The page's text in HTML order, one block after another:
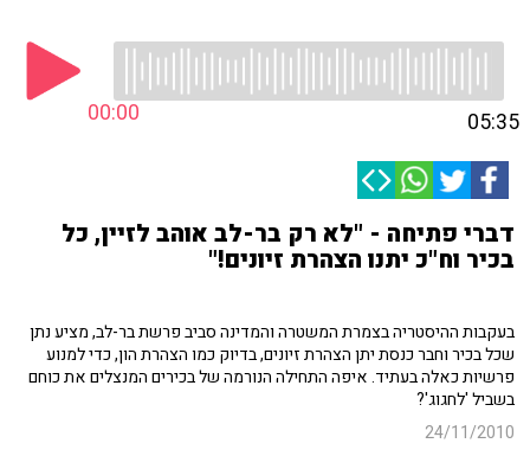
00:00 05:35
דברי פתיחה - "לא רק בר-לב אוהב לזיין, כל
בכיר וח"כ יתנו הצהרת זיונים!"
בעקבות ההיסטריה בצמרת המשטרה והמדינה סביב פרשת בר-לב, מציע נתן
שכל בכיר וחבר כנסת יתן הצהרת זיונים, בדיוק כמו הצהרת הון, כדי למנוע
פרשיות כאלה בעתיד. איפה התחילה הנורמה של בכירים המנצלים את כוחם
בשביל 'לחגוג'?
24/11/2010